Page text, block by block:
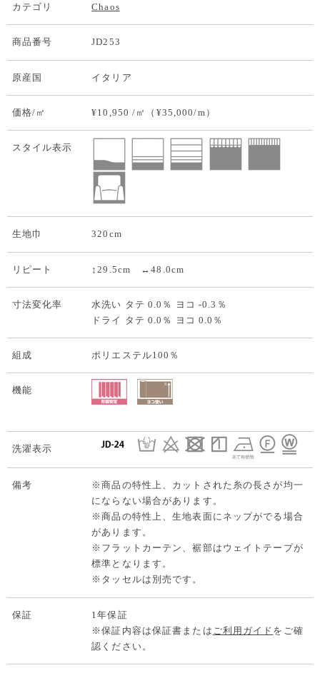
カテゴリ Chaos
商品番号 JD253
原産国 イタリア
価格/㎡ ¥10,950 /㎡（¥35,000/m）
スタイル表示
生地巾 320cm
リピート ↕29.5cm ↔48.0cm
寸法変化率
水洗い タテ 0.0％ ヨコ -0.3％
ドライ タテ 0.0％ ヨコ 0.0％
組成 ポリエステル100％
機能
洗濯表示
備考
※商品の特性上、カットされた糸の長さが均一
にならない場合があります。
※商品の特性上、生地表面にネップがでる場合
があります。
※フラットカーテン、裾部はウェイトテープが
標準となります。
※タッセルは別売です。
保証
1年保証
※保証内容は保証書または ご利用ガイド をご確
認ください。